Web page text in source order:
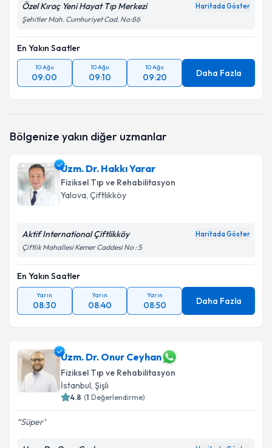
Özel Kıraç Yeni Hayat Tıp Merkezi Haritada Göster
Şehitler Mah. Cumhuriyet Cad. No:86
En Yakın Saatler
10 Ağu
09:00
10 Ağu
09:10
10 Ağu
09:20 Daha Fazla
Bölgenize yakın diğer uzmanlar
Uzm. Dr. Hakkı Yarar
Fiziksel Tıp ve Rehabilitasyon
Yalova, Çiftlikköy
Aktif International Çiftlikköy Haritada Göster
Çiftlik Mahallesi Kemer Caddesi No : 5
En Yakın Saatler
Yarın
08:30
Yarın
08:40
Yarın
08:50 Daha Fazla
Uzm. Dr. Onur Ceyhan
Fiziksel Tıp ve Rehabilitasyon
İstanbul, Şişli
4.8 (1 Değerlendirme)
Süper